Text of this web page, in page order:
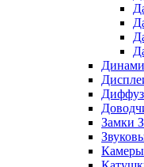
Замки
Камеры